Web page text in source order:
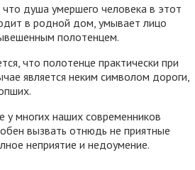
душа умершего человека в этот
в родной дом, умывает лицо
полотенцем.
что полотенце практически при
является неким символом дороги,
у многих наших современников
вызвать отнюдь не приятные
неприятие и недоумение.